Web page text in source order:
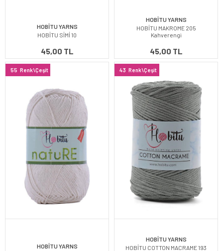
HOBİTU YARNS
HOBİTU SİMİ 10
45,00 TL
HOBİTU YARNS
HOBİTU MAKROME 205
Kahverengi
45,00 TL
55 Renk\Çeşit
HOBİTU YARNS
43 Renk\Çeşit
HOBİTU YARNS
HOBİTU COTTON MACRAME 193